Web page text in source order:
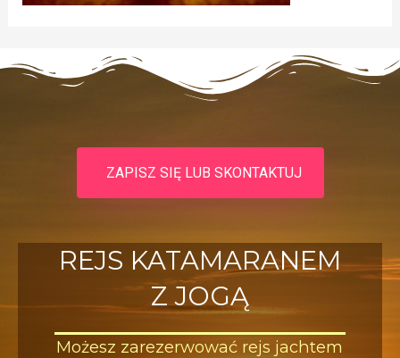
REJS KATAMARANEM
Z JOGĄ
Możesz zarezerwować rejs jachtem
ZAPISZ SIĘ LUB SKONTAKTUJ